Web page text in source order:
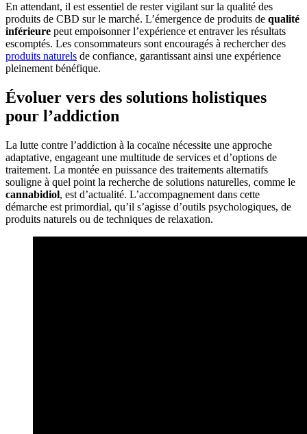
En attendant, il est essentiel de rester vigilant sur la qualité des
produits de CBD sur le marché. L’émergence de produits de qualité
inférieure peut empoisonner l’expérience et entraver les résultats
escomptés. Les consommateurs sont encouragés à rechercher des
produits naturels de confiance, garantissant ainsi une expérience
pleinement bénéfique.
Évoluer vers des solutions holistiques
pour l’addiction
La lutte contre l’addiction à la cocaïne nécessite une approche
adaptative, engageant une multitude de services et d’options de
traitement. La montée en puissance des traitements alternatifs
souligne à quel point la recherche de solutions naturelles, comme le
cannabidiol, est d’actualité. L’accompagnement dans cette
démarche est primordial, qu’il s’agisse d’outils psychologiques, de
produits naturels ou de techniques de relaxation.